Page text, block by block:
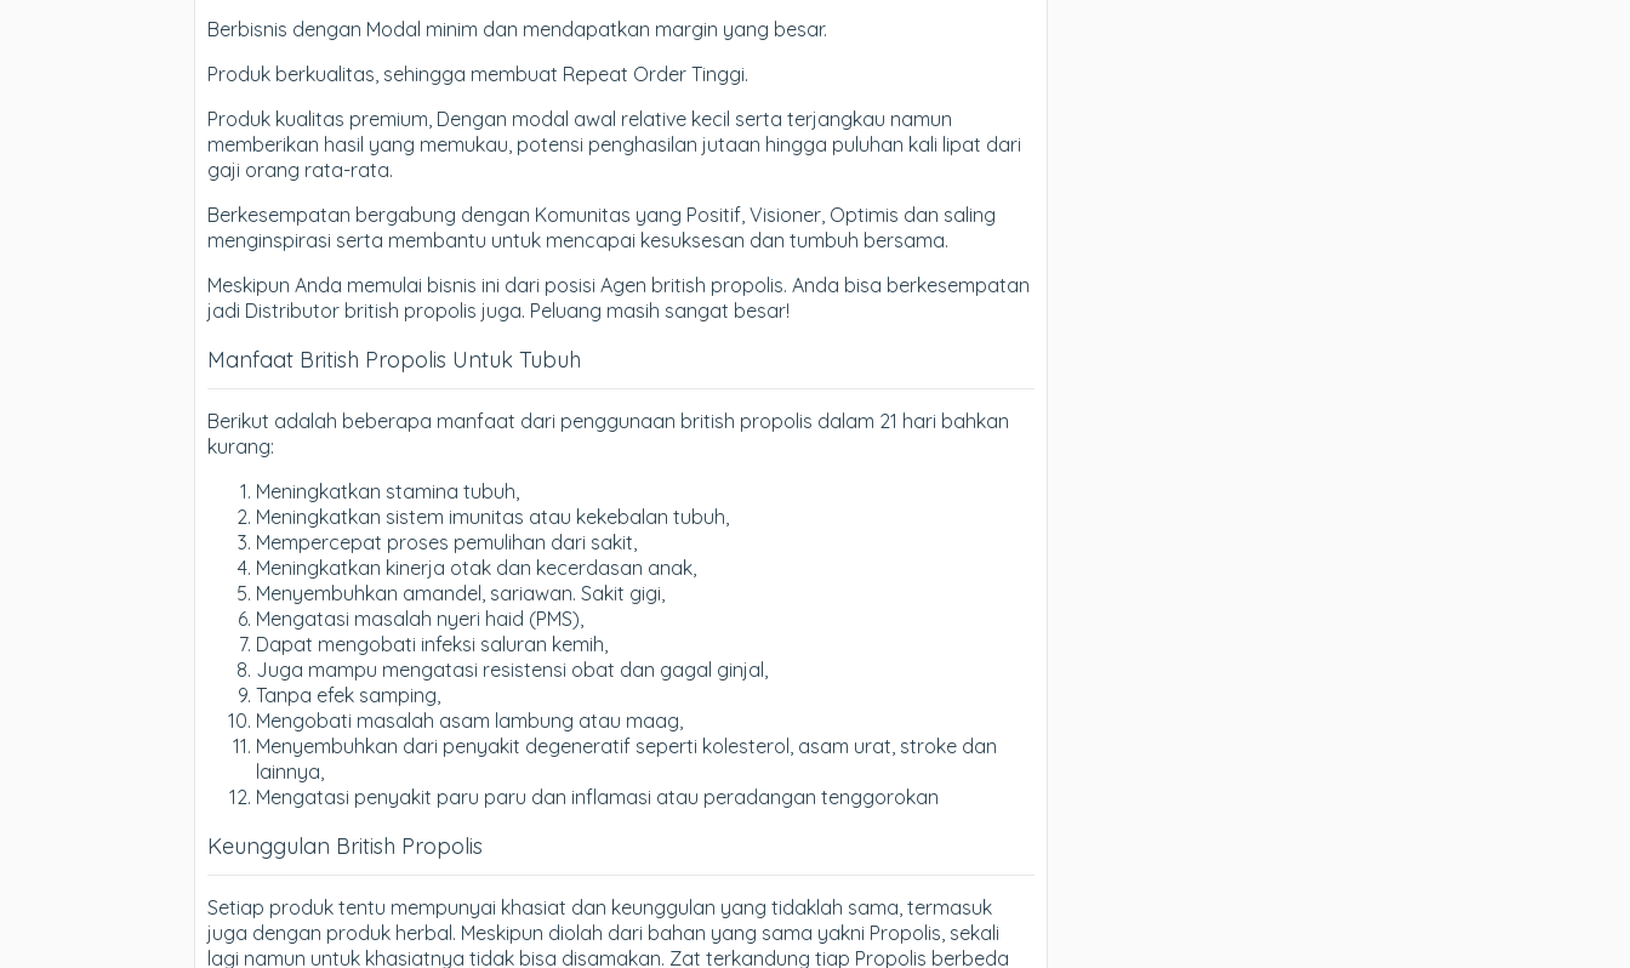
Berbisnis dengan Modal minim dan mendapatkan margin yang besar.
Produk berkualitas, sehingga membuat Repeat Order Tinggi.
Produk kualitas premium, Dengan modal awal relative kecil serta terjangkau namun
memberikan hasil yang memukau, potensi penghasilan jutaan hingga puluhan kali lipat dari
gaji orang rata-rata.
Berkesempatan bergabung dengan Komunitas yang Positif, Visioner, Optimis dan saling
menginspirasi serta membantu untuk mencapai kesuksesan dan tumbuh bersama.
Meskipun Anda memulai bisnis ini dari posisi Agen british propolis. Anda bisa berkesempatan
jadi Distributor british propolis juga. Peluang masih sangat besar!
Manfaat British Propolis Untuk Tubuh
Berikut adalah beberapa manfaat dari penggunaan british propolis dalam 21 hari bahkan
kurang:
Meningkatkan stamina tubuh,
Meningkatkan sistem imunitas atau kekebalan tubuh,
Mempercepat proses pemulihan dari sakit,
Meningkatkan kinerja otak dan kecerdasan anak,
Menyembuhkan amandel, sariawan. Sakit gigi,
Mengatasi masalah nyeri haid (PMS),
Dapat mengobati infeksi saluran kemih,
Juga mampu mengatasi resistensi obat dan gagal ginjal,
Tanpa efek samping,
Mengobati masalah asam lambung atau maag,
Menyembuhkan dari penyakit degeneratif seperti kolesterol, asam urat, stroke dan
lainnya,
Mengatasi penyakit paru paru dan inflamasi atau peradangan tenggorokan
Keunggulan British Propolis
Setiap produk tentu mempunyai khasiat dan keunggulan yang tidaklah sama, termasuk
juga dengan produk herbal. Meskipun diolah dari bahan yang sama yakni Propolis, sekali
lagi namun untuk khasiatnya tidak bisa disamakan. Zat terkandung tiap Propolis berbeda